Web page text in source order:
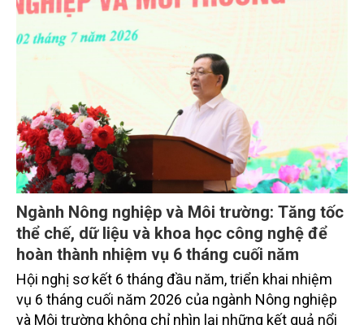
Ngành Nông nghiệp và Môi trường: Tăng tốc
thể chế, dữ liệu và khoa học công nghệ để
hoàn thành nhiệm vụ 6 tháng cuối năm
Hội nghị sơ kết 6 tháng đầu năm, triển khai nhiệm
vụ 6 tháng cuối năm 2026 của ngành Nông nghiệp
và Môi trường không chỉ nhìn lại những kết quả nổi